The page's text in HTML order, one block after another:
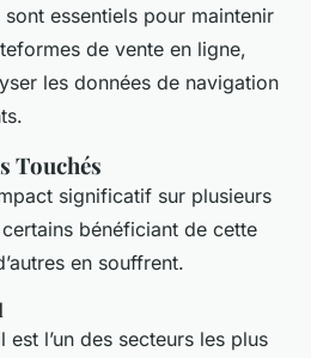
essentiels pour maintenir
de vente en ligne,
les données de navigation
Touchés
significatif sur plusieurs
bénéficiant de cette
en souffrent.
l’un des secteurs les plus